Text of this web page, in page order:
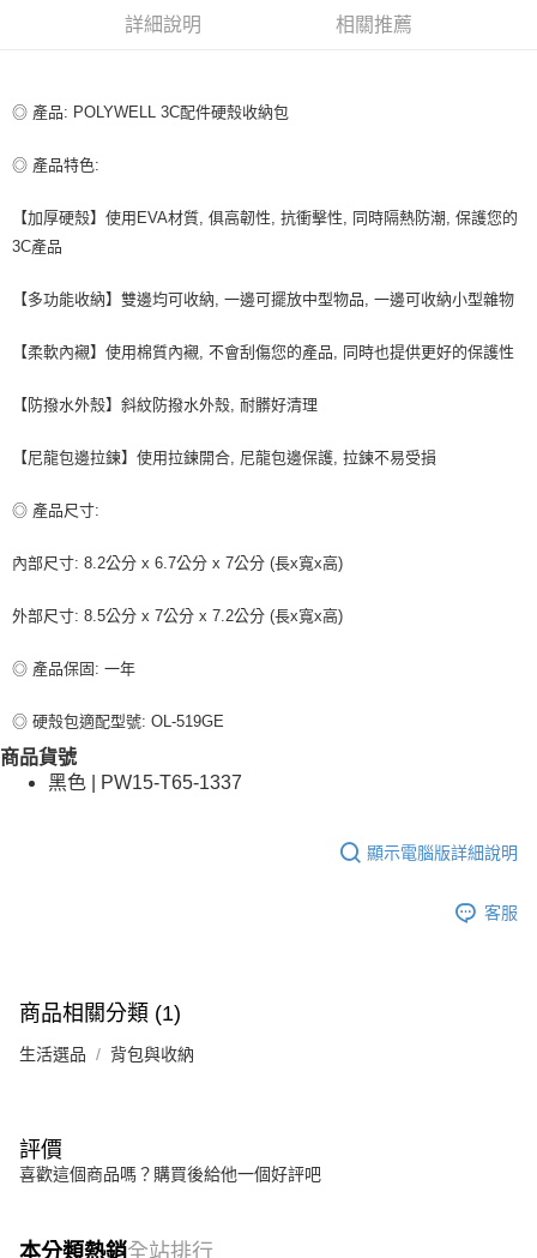
付款後全家取貨
每筆NT$80，滿NT$599(含以上)免運費
付款後7-11取貨
宅配
詳細說明 相關推薦
◎ 產品: POLYWELL 3C配件硬殼收納包
◎ 產品特色:
【加厚硬殼】使用EVA材質, 俱高韌性, 抗衝擊性, 同時隔熱防潮, 保護您的
3C產品
【多功能收納】雙邊均可收納, 一邊可擺放中型物品, 一邊可收納小型雜物
【柔軟內襯】使用棉質內襯, 不會刮傷您的產品, 同時也提供更好的保護性
【防撥水外殼】斜紋防撥水外殼, 耐髒好清理
【尼龍包邊拉鍊】使用拉鍊開合, 尼龍包邊保護, 拉鍊不易受損
◎ 產品尺寸:
內部尺寸: 8.2公分 x 6.7公分 x 7公分 (長x寬x高)
外部尺寸: 8.5公分 x 7公分 x 7.2公分 (長x寬x高)
◎ 產品保固: 一年
◎ 硬殼包適配型號: OL-519GE
商品貨號
黑色 | PW15-T65-1337
顯示電腦版詳細說明
客服
商品相關分類 (1)
生活選品 背包與收納
評價
喜歡這個商品嗎？購買後給他一個好評吧
本分類熱銷全站排行